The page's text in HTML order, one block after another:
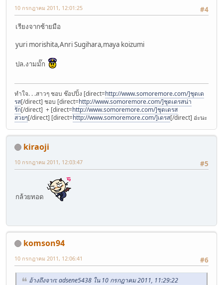
#4
10 กรกฎาคม 2011, 12:01:25
เรียงจากซ้ายมือ
yuri morishita,Anri Sugihara,maya koizumi
ปล.งามมั๊ก
ทำใจ. . .สาวๆ ชอบ ช๊อปปิ้ง [direct=http://www.somoremore.com/]ชุดเด
รส[/direct] ชอบ [direct=http://www.somoremore.com/]ชุดเดรสน่า
รัก[/direct] + [direct=http://www.somoremore.com/]ชุดเดรส
สวยๆ[/direct] [direct=http://www.somoremore.com/]เดรส[/direct] อ่ะนะ
kiraoji
#5
10 กรกฎาคม 2011, 12:03:47
กล้วยทอด
komson94
#6
10 กรกฎาคม 2011, 12:06:41
อ้างถึงจาก: adsene5438 ใน 10 กรกฎาคม 2011, 11:29:22